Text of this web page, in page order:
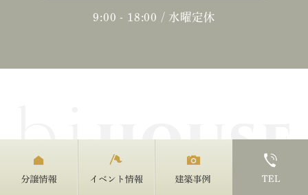
9:00 - 18:00 / 水曜定休
新築注文住宅、建て替え、リフォームリノベーションまで、